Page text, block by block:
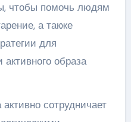
чтобы помочь людям
а также
для
образа
сотрудничает